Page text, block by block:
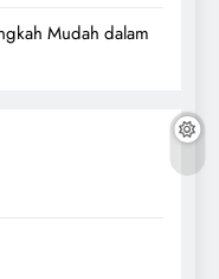
Mudah dalam